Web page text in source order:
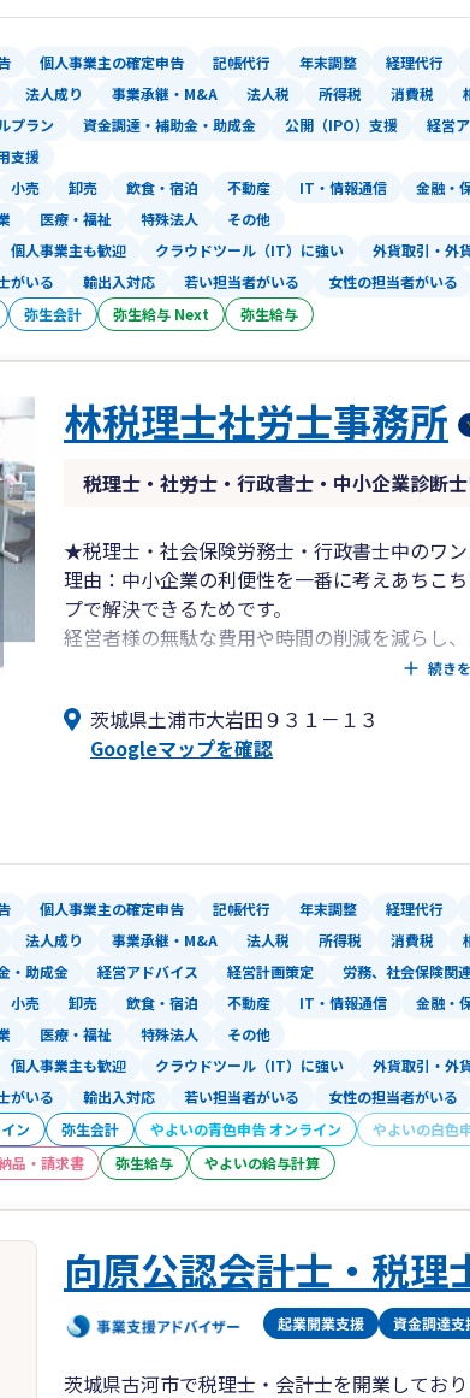
個人事業主の確定申告 記帳代行 年末調整 経理代行
法人成り 事業承継・M&A 法人税 所得税 消費税
プラン
資金調達・補助金・助成金 公開（IPO）支援 経営
支援
小売 卸売 飲食・宿泊 不動産 IT・情報通信 金融・
医療・福祉 特殊法人 その他
個人事業主も歓迎 クラウドツール（IT）に強い 外貨取引・外
がいる
輸出入対応 若い担当者がいる 女性の担当者がいる
弥生会計 弥生給与 Next 弥生給与
林税理士社労士事務所
税理士・社労士・行政書士・中小企業診断
★税理士・社会保険労務士・行政書士中のワン
理由：中小企業の利便性を一番に考えあちこ
プで解決できるためです。
経営者様の無駄な費用や時間の削減を減らし
えています。 司法書士、弁護士とは連携体
★税務調査の心配のない会計推進事務所
作業はスタッフにお任せしている部分もある
他の士業では無資格者による相談対応がない
高いお寿司を寿司職人に頼んだところ見習い
同じような感覚になりかねません。
担当がコロコロ変わる。税金会計以外の質問
です。
税務調査、社保調査、監督署調査には力を入
★お客様が相談しやすい敷居の低いアットホー
理由：会計事務所はどうしても敷居が高いイ
傾向にあります。
そういったイメージをなくし、明るく広めの
る場所つくりにこだわっています。
いたずらに規模の拡大を目指していません。
スタッフの電話対応もいつもお客様からおほ
ビスを目指しています。
行政書士資格も生かし、相続遺産分割協議、
築補助金
続き
茨城県土浦市大岩田９３１－１３
Googleマップを確認
個人事業主の確定申告 記帳代行 年末調整 経理代行
法人成り 事業承継・M&A 法人税 所得税 消費税
・助成金
経営アドバイス 経営計画策定 労務、社会保険関
小売 卸売 飲食・宿泊 不動産 IT・情報通信 金融・
医療・福祉 特殊法人 その他
個人事業主も歓迎 クラウドツール（IT）に強い 外貨取引・外
がいる
輸出入対応 若い担当者がいる 女性の担当者がいる
ン 弥生会計 やよいの青色申告 オンライン やよいの白色
品・請求書
弥生給与 やよいの給与計算
向原公認会計士・税理
茨城県古河市で税理士・会計士を開業してお